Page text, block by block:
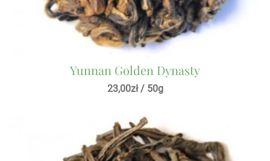
Yunnan Golden Dynasty
23,00zł/ 50g